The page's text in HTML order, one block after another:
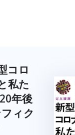
コロ
私た
年後
ィク